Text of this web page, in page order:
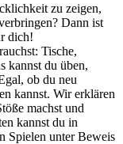
zu zeigen,
Dann ist
dich!
Tische,
kannst du üben,
ob du neu
kannst. Wir erklären
machst und
kannst du in
Spielen unter Beweis